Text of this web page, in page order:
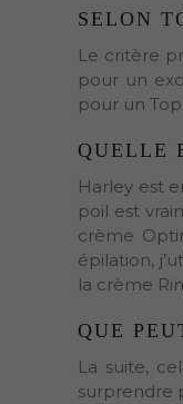
SELON
Le critère
pour un
pour un
QUELLE
Harley est
poil est
crème
épilation,
la crème
QUE
La suite,
surprendre